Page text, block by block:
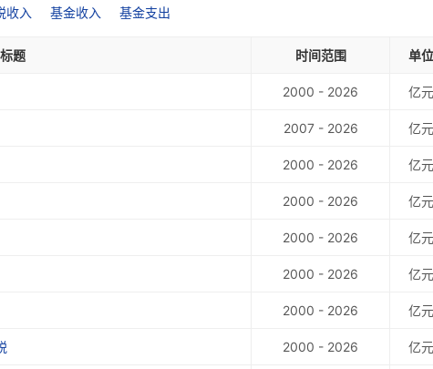
收入 基金收入 基金支出
标题 时间范围 单位
2000 - 2026 亿元
2007 - 2026 亿元
2000 - 2026 亿元
2000 - 2026 亿元
2000 - 2026 亿元
2000 - 2026 亿元
2000 - 2026 亿元
2000 - 2026 亿元